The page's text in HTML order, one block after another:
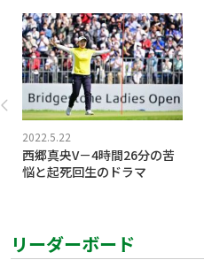
2022.5.22
西郷真央V－4時間26分の苦
悩と起死回生のドラマ
リーダーボード